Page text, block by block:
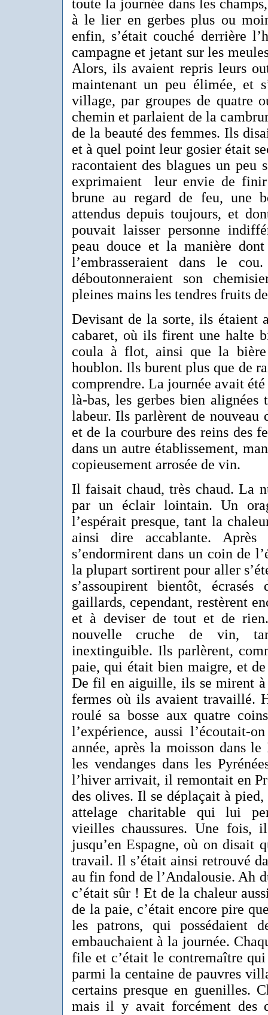
toute la journée dans les
à le lier en gerbes plus ou
enfin, s’était couché derrière
campagne et jetant sur les
Alors, ils avaient repris leurs
maintenant un peu élimée, et
village, par groupes de quatre
chemin et parlaient de la
de la beauté des femmes. Ils
et à quel point leur gosier était
racontaient des blagues un peu
exprimaient leur envie de
brune au regard de feu, une
attendus depuis toujours, et
pouvait laisser personne
peau douce et la manière
l’embrasseraient dans le
déboutonneraient son
pleines mains les tendres fruits
Devisant de la sorte, ils étaient
cabaret, où ils firent une halte
coula à flot, ainsi que la bière
houblon. Ils burent plus que de
comprendre. La journée avait
là-bas, les gerbes bien
labeur. Ils parlèrent de nouveau
et de la courbure des reins des
dans un autre établissement,
copieusement arrosée de vin.
Il faisait chaud, très chaud. La
par un éclair lointain. Un
l’espérait presque, tant la
ainsi dire accablante. Après
s’endormirent dans un coin de
la plupart sortirent pour aller
s’assoupirent bientôt,
gaillards, cependant, restèrent
et à deviser de tout et de
nouvelle cruche de vin,
inextinguible. Ils parlèrent,
paie, qui était bien maigre, et
De fil en aiguille, ils se mirent à
fermes où ils avaient travaillé.
roulé sa bosse aux quatre
l’expérience, aussi l’écoutait-
année, après la moisson dans
les vendanges dans les
l’hiver arrivait, il remontait en
des olives. Il se déplaçait à
attelage charitable qui lui
vieilles chaussures. Une fois,
jusqu’en Espagne, où on disait
travail. Il s’était ainsi retrouvé
au fin fond de l’Andalousie. Ah
c’était sûr ! Et de la chaleur
de la paie, c’était encore pire
les patrons, qui possédaient
embauchaient à la journée.
file et c’était le contremaître
parmi la centaine de pauvres
certains presque en guenilles.
mais il y avait forcément des